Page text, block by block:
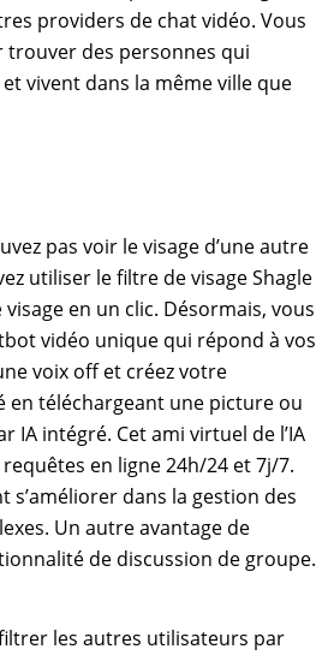
providers de chat vidéo. Vous
trouver des personnes qui
vivent dans la même ville que
pas voir le visage d’une autre
utiliser le filtre de visage Shagle
en un clic. Désormais, vous
vidéo unique qui répond à vos
voix off et créez votre
en téléchargeant une picture ou
IA intégré. Cet ami virtuel de l’IA
en ligne 24h/24 et 7j/7.
s’améliorer dans la gestion des
Un autre avantage de
de discussion de groupe.
les autres utilisateurs par